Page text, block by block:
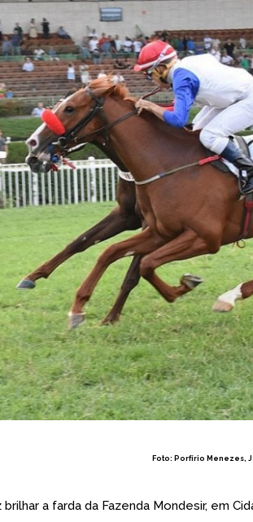
Foto: Porfírio Menezes,
a farda da Fazenda Mondesir, em